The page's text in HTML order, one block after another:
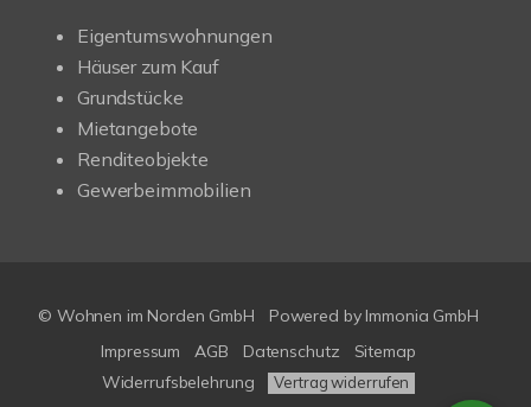
Eigentumswohnungen
Häuser zum Kauf
Grundstücke
Mietangebote
Renditeobjekte
Gewerbeimmobilien
© Wohnen im Norden GmbH Powered by Immonia GmbH
Impressum
AGB Datenschutz
Sitemap
Widerrufsbelehrung
Vertrag widerrufen